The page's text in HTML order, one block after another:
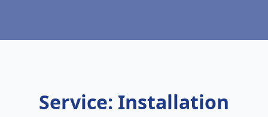
Service: Installation